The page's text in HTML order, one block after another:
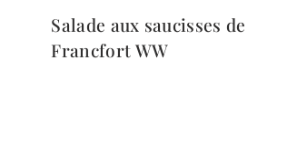
Salade aux saucisses de
Francfort WW